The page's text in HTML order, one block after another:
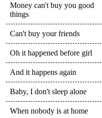
Money can't buy you good
things
Can't buy your friends
Oh it happened before girl
And it happens again
Baby, I don't sleep alone
When nobody is at home